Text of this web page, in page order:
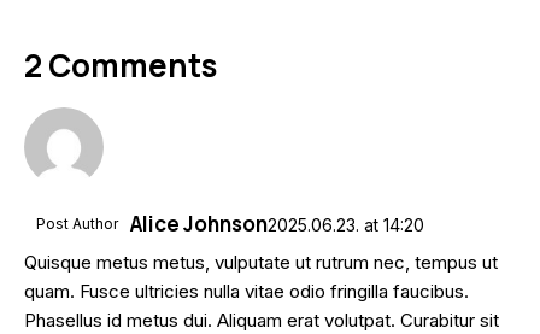
2 Comments
Post Author Alice Johnson2025.06.23. at 14:20
Quisque metus metus, vulputate ut rutrum nec, tempus ut
quam. Fusce ultricies nulla vitae odio fringilla faucibus.
Phasellus id metus dui. Aliquam erat volutpat. Curabitur sit